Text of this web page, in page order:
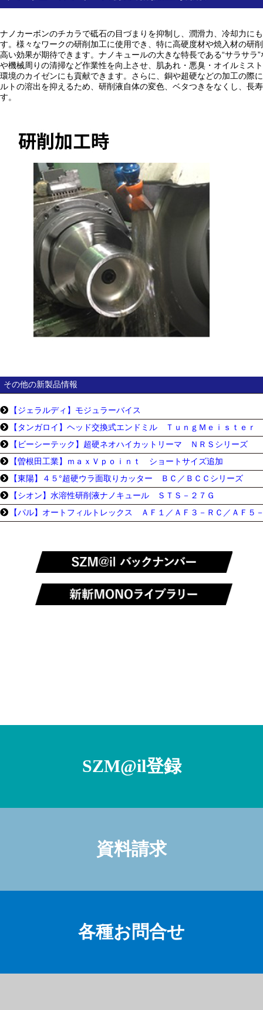
ナノカーボンのチカラで砥石の目づまりを抑制し、潤滑力、冷却力に
す。様々なワークの研削加工に使用でき、特に高硬度材や焼入材の研
高い効果が期待できます。ナノキュールの大きな特長である“サラサラ
や機械周りの清掃など作業性を向上させ、肌あれ・悪臭・オイルミス
環境のカイゼンにも貢献できます。さらに、銅や超硬などの加工の際
ルトの溶出を抑えるため、研削液自体の変色、ベタつきをなくし、長
す。
その他の新製品情報
【ジェラルディ】モジュラーバイス
【タンガロイ】ヘッド交換式エンドミル ＴｕｎｇＭｅｉｓｔｅｒ
【ビーシーテック】超硬ネオハイカットリーマ ＮＲＳシリーズ
【曽根田工業】ｍａｘＶｐｏｉｎｔ ショートサイズ追加
【東陽】４５°超硬ウラ面取りカッター ＢＣ／ＢＣＣシリーズ
【シオン】水溶性研削液ナノキュール ＳＴＳ－２７Ｇ
【パル】オートフィルトレックス ＡＦ１／ＡＦ３－ＲＣ／ＡＦ５
SZM@il登録
資料請求
各種お問合せ